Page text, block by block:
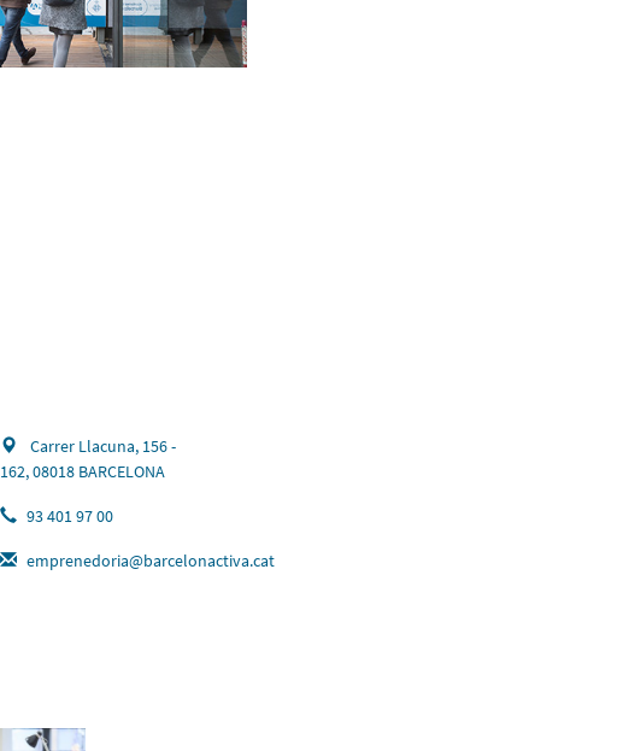
Carrer Llacuna, 156 -
162, 08018 BARCELONA
93 401 97 00
emprenedoria@barcelonactiva.cat